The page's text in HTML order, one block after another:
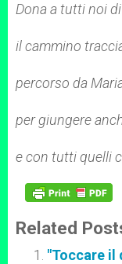
Dona a tutti noi
il cammino
percorso da
per giungere
e con tutti quelli
Related
"Toccare il